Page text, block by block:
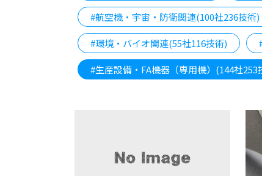
#航空機・宇宙・防衛関連(100社236技術)
#環境・バイオ関連(55社116技術)
#生産設備・FA機器（専用機）(144社253